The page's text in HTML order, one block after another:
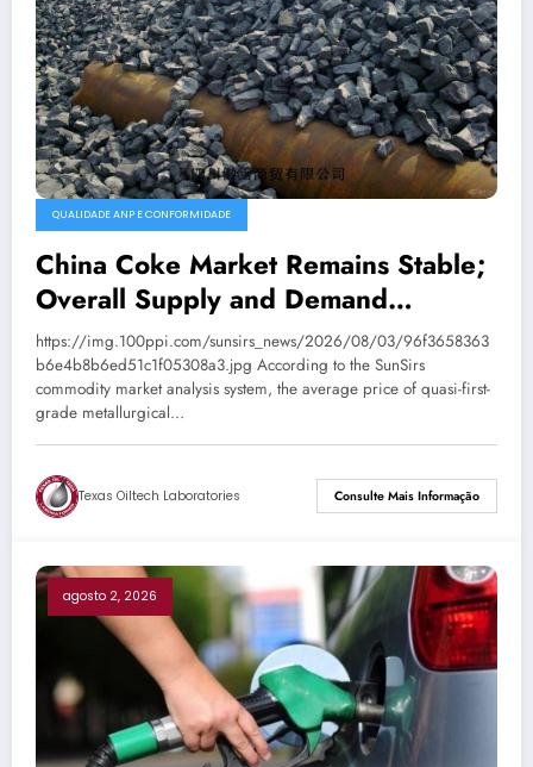
QUALIDADE ANP E CONFORMIDADE
China Coke Market Remains Stable;
Overall Supply and Demand
Balanced
https://img.100ppi.com/sunsirs_news/2026/08/03/96f3658363
b6e4b8b6ed51c1f05308a3.jpg According to the SunSirs
commodity market analysis system, the average price of quasi-first-
grade metallurgical…
Texas Oiltech Laboratories Consulte Mais Informação
agosto 2, 2026